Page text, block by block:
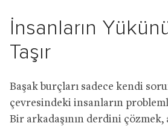
İnsanların
Taşır
Başak burçları sadece kendi
çevresindeki insanların
Bir arkadaşının derdini çözmek,